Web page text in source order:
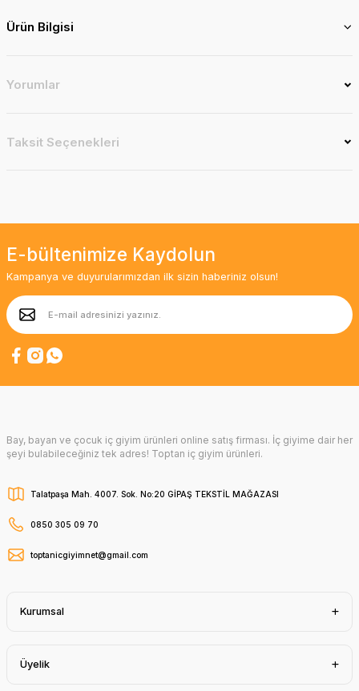
Ürün Bilgisi
Yorumlar
Taksit Seçenekleri
E-bültenimize Kaydolun
Kampanya ve duyurularımızdan ilk sizin haberiniz olsun!
Bay, bayan ve çocuk iç giyim ürünleri online satış firması. İç giyime dair her
şeyi bulabileceğiniz tek adres! Toptan iç giyim ürünleri.
Talatpaşa Mah. 4007. Sok. No:20 GİPAŞ TEKSTİL MAĞAZASI
0850 305 09 70
toptanicgiyimnet@gmail.com
Kurumsal
Üyelik